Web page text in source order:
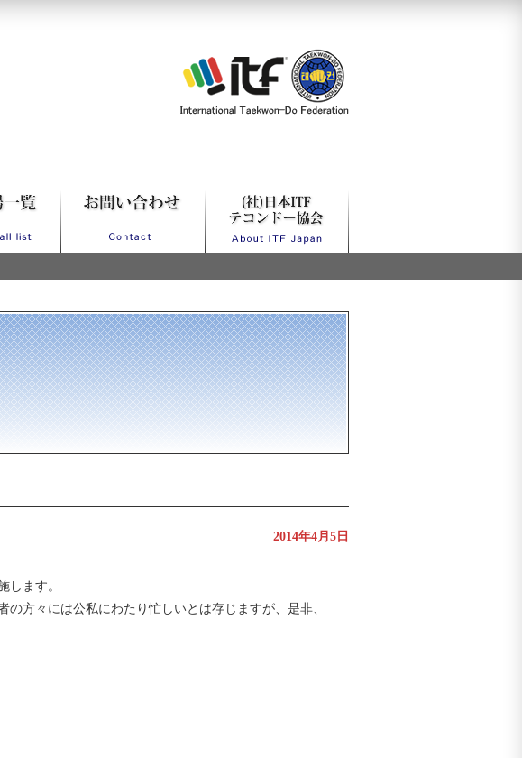
2014年4月5日
します。
方々には公私にわたり忙しいとは存じますが、是非、